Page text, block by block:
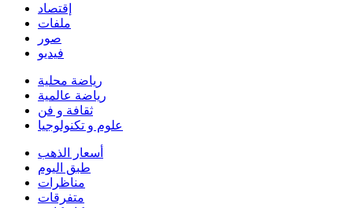
إقتصاد
ملفات
صور
فيديو
رياضة محلية
رياضة عالمية
ثقافة و فن
علوم و تكنولوجيا
أسعار الذهب
طبق اليوم
مناظرات
متفرقات